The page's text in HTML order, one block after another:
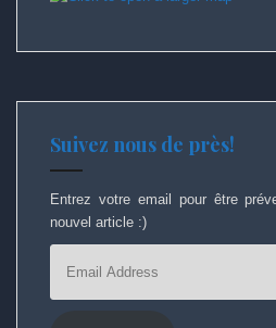
Suivez nous de près!
Entrez votre email pour être
nouvel article :)
Address